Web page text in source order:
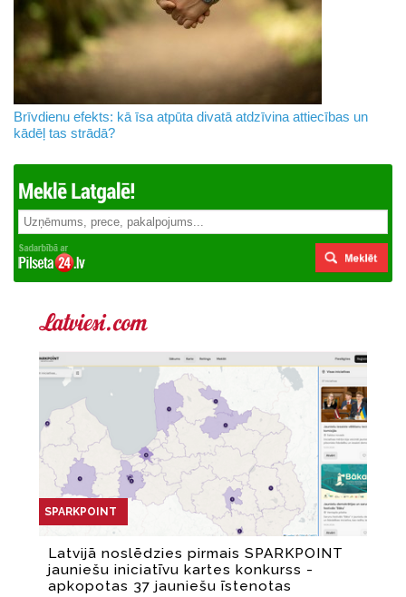
Brīvdienu efekts: kā īsa atpūta divatā atdzīvina attiecības un
kādēļ tas strādā?